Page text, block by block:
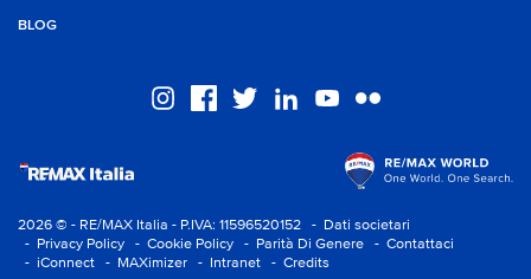
BLOG
2026 © - RE/MAX Italia - P.IVA: 11596520152
- Dati societari
- Privacy Policy
- Cookie Policy - Parità Di Genere
- Contattaci
- iConnect
- MAXimizer - Intranet - Credits